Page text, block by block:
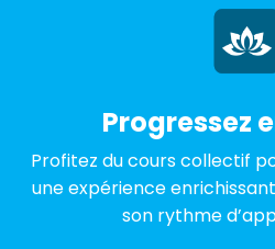
Progressez
Profitez du cours collectif
une expérience
son rythme